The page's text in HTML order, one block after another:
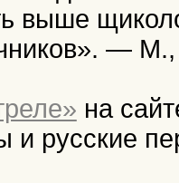
выше
—
на
и русские